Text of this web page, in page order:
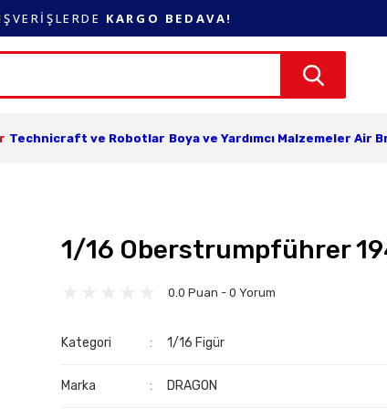
KARGO BEDAVA!
Technicraft ve Robotlar Boya ve Yardımcı Malzemeler Air
1/16 Oberstrumpführer
0.0 Puan - 0 Yorum
Kategori 1/16 Figür
Marka DRAGON